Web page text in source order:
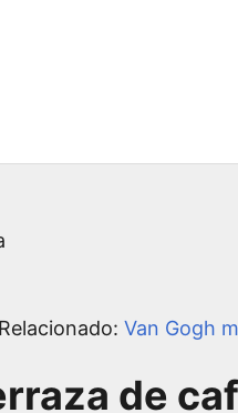
Relacionado: Van Gogh
de